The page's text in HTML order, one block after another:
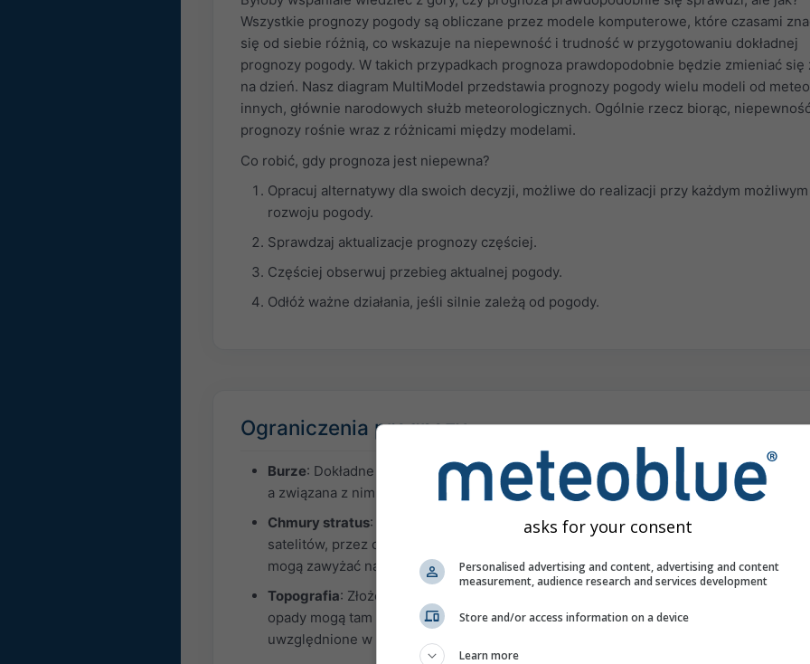
Wszystkie prognozy pogody są obliczane przez modele komputerowe, które czasami
się od siebie różnią, co wskazuje na niepewność i trudność w przygotowaniu dokładnej
prognozy pogody. W takich przypadkach prognoza prawdopodobnie będzie zmieniać się
na dzień. Nasz diagram MultiModel przedstawia prognozy pogody wielu modeli od
innych, głównie narodowych służb meteorologicznych. Ogólnie rzecz biorąc,
prognozy rośnie wraz z różnicami między modelami.
Co robić, gdy prognoza jest niepewna?
Opracuj alternatywy dla swoich decyzji, możliwe do realizacji przy każdym możliwym
rozwoju pogody.
Sprawdzaj aktualizacje prognozy częściej.
Częściej obserwuj przebieg aktualnej pogody.
Odłóż ważne działania, jeśli silnie zależą od pogody.
Ograniczenia prognozy
Burze: Dokładne miejsce i czas wystąpienia burz są niemal niemożliwe do
a związana z nimi ilość opadów lub gradu może się znacznie różnić.
Chmury stratus: Mgła i niskie chmury są często niewidoczne dla większości modeli i
satelitów, przez co modele mogą być zgodne mimo niepewności. W rezultacie modele
mogą zawyżać nasłonecznienie na obszarach podatnych na mgłę.
Topografia: Złożona rzeźba górska stanowi duże wyzwanie dla prognoz. Niskie
opady mogą tam szybko się rozwinąć, nie zostać wykryte i dlatego nie zostaną
uwzględnione w modelu pogodowym.
asks for your consent
Personalised advertising and content, advertising and content
measurement, audience research and services development
Store and/or access information on a device
Learn more